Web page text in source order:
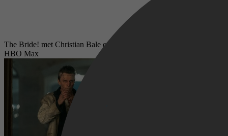
The Bride! met Christian Bale en Jessie Buckley vanaf 22 mei op
HBO Max